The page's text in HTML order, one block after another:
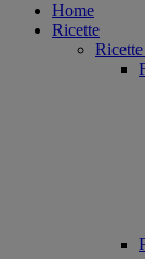
Home
Ricette